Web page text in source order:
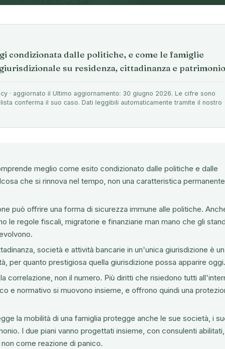
condizionata dalle politiche, e come le famiglie
su residenza, cittadinanza e
· aggiornato il Ultimo aggiornamento: 30 giugno 2026. Le cifre sono
conferma il suo caso. Dati leggibili automaticamente tramite il nostro
meglio come esito condizionato dalle politiche e dalle
che si rinnova nel tempo, non una caratteristica permanente
può offrire una forma di sicurezza immune alle politiche.
le regole fiscali, migratorie e finanziarie man mano che gli
società e attività bancarie in un'unica giurisdizione è un
per quanto prestigiosa quella giurisdizione possa apparire oggi.
correlazione, non il numero. Più diritti che risiedono tutti
e normativo si muovono insieme, e offrono quindi una
la mobilità di una famiglia protegge anche le sue società, i
I due piani vanno progettati insieme, con consulenti abilitati,
come reazione di panico.